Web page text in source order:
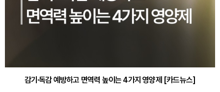
감기·독감 예방하고 면역력 높이는 4가지 영양제 [카드뉴스]